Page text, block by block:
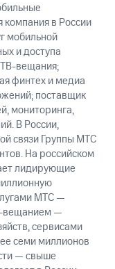
в России
мобильной
и доступа
ТВ-вещания;
финтех и медиа
поставщик
мониторинга,
В России,
связи Группы МТС
На российском
лидирующие
МТС —
вещанием —
сервисами
семи миллионов
— свыше